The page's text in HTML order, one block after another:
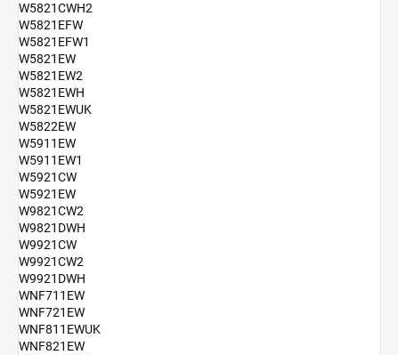
W5821CWH2
W5821EFW
W5821EFW1
W5821EW
W5821EW2
W5821EWH
W5821EWUK
W5822EW
W5911EW
W5911EW1
W5921CW
W5921EW
W9821CW2
W9821DWH
W9921CW
W9921CW2
W9921DWH
WNF711EW
WNF721EW
WNF811EWUK
WNF821EW